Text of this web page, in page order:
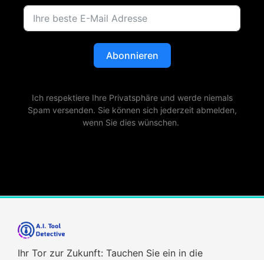
Abonnieren
Ich respektiere Ihre Privatsphäre und werde niemals
Spam versenden. Sie können sich jederzeit abmelden,
wenn Sie dies wünschen.
Ihr Tor zur Zukunft: Tauchen Sie ein in die